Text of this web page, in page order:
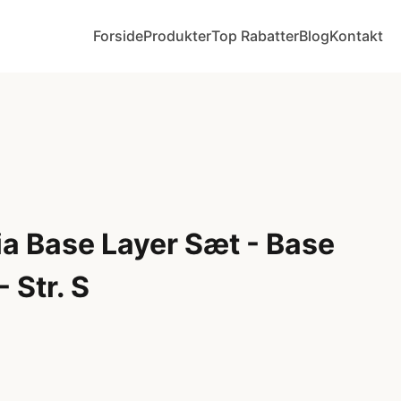
ForsideProdukterTop RabatterBlogKontakt
Base Layer Sæt - Base
Str. S